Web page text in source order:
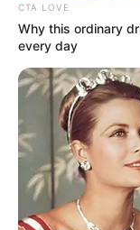
„Nem érdekel,
Tamás
elnöki
CTA LOVE
Why this ordinary
every day